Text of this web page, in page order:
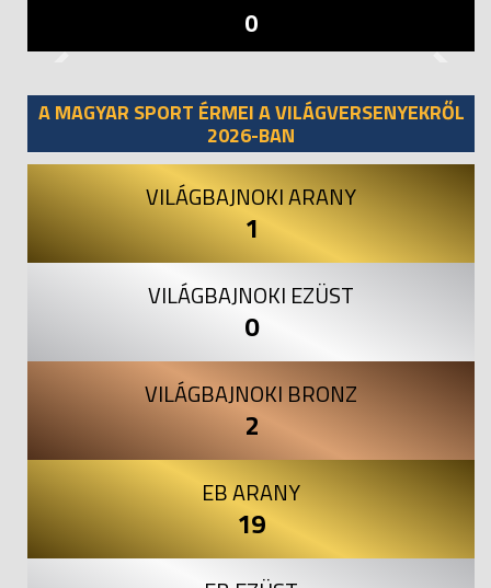
0
A MAGYAR SPORT ÉRMEI A VILÁGVERSENYEKRŐL
2026-BAN
VILÁGBAJNOKI ARANY
1
VILÁGBAJNOKI EZÜST
0
VILÁGBAJNOKI BRONZ
2
EB ARANY
19